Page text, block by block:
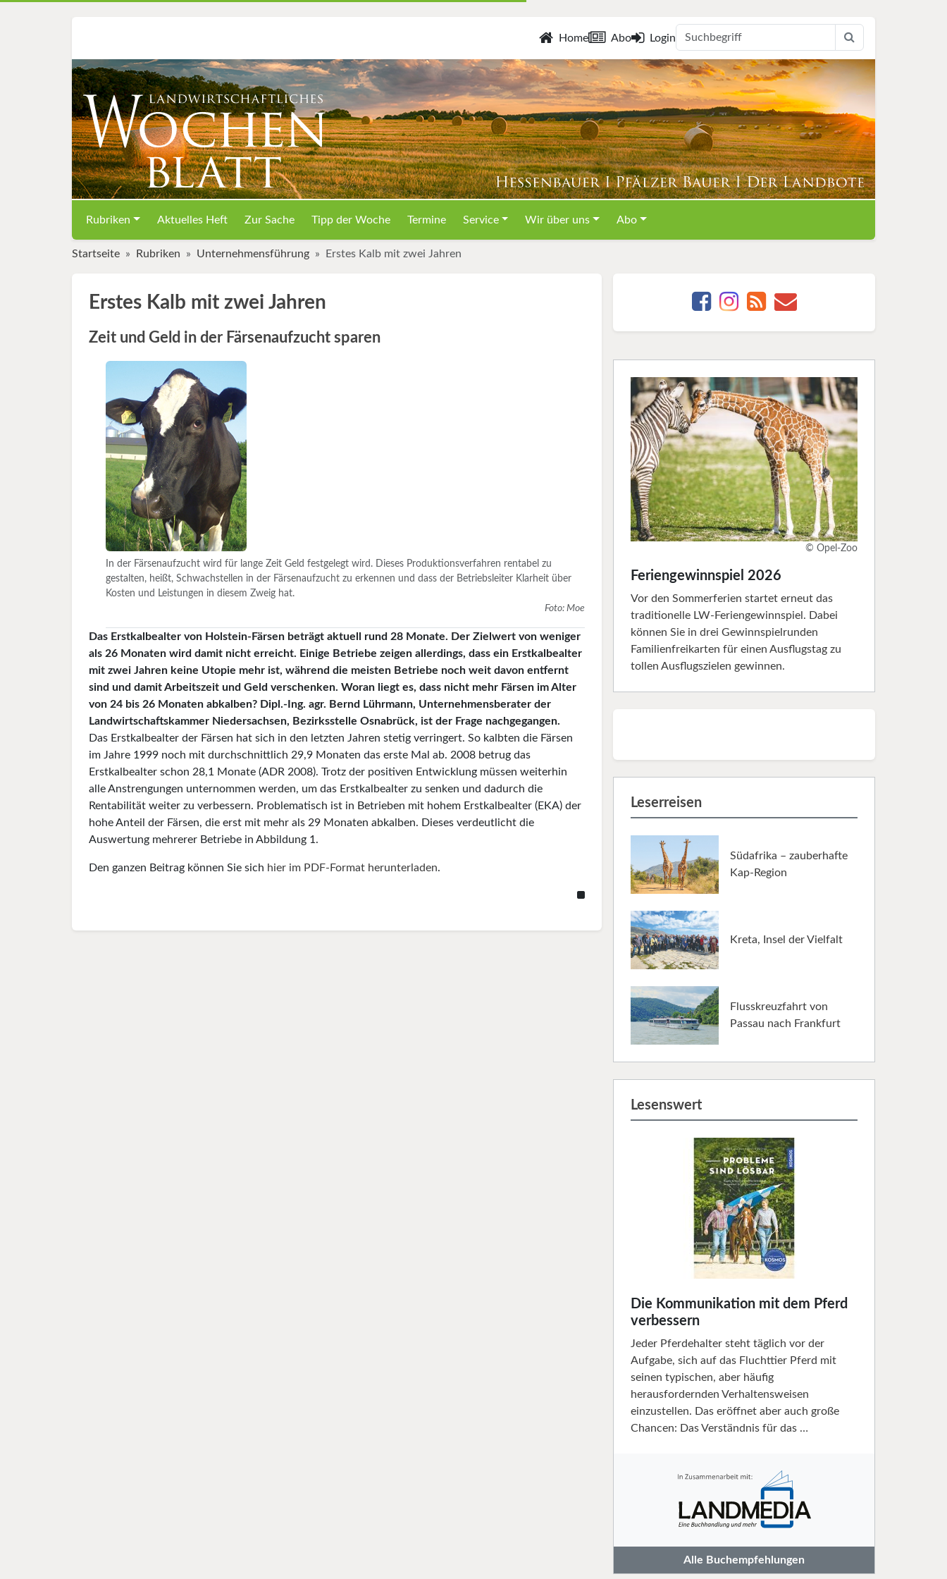
Home Abo Login
Rubriken Aktuelles Heft Zur Sache Tipp der Woche Termine Service Wir über uns Abo
Startseite Rubriken Unternehmensführung Erstes Kalb mit zwei Jahren
Erstes Kalb mit zwei Jahren
Zeit und Geld in der Färsenaufzucht sparen
In der Färsenaufzucht wird für lange Zeit Geld festgelegt wird. Dieses Produktionsverfahren rentabel zu
gestalten, heißt, Schwachstellen in der Färsenaufzucht zu erkennen und dass der Betriebsleiter Klarheit über
Kosten und Leistungen in diesem Zweig hat.
Foto: Moe
Das Erstkalbealter von Holstein-Färsen beträgt aktuell rund 28 Monate. Der Zielwert von weniger
als 26 Monaten wird damit nicht erreicht. Einige Betriebe zeigen allerdings, dass ein Erstkalbealter
mit zwei Jahren keine Utopie mehr ist, während die meisten Betriebe noch weit davon entfernt
sind und damit Arbeitszeit und Geld verschenken. Woran liegt es, dass nicht mehr Färsen im Alter
von 24 bis 26 Monaten abkalben? Dipl.-Ing. agr. Bernd Lührmann, Unternehmensberater der
Landwirtschaftskammer Niedersachsen, Bezirksstelle Osnabrück, ist der Frage nachgegangen.
Das Erstkalbealter der Färsen hat sich in den letzten Jahren stetig verringert. So kalbten die Färsen
im Jahre 1999 noch mit durchschnittlich 29,9 Monaten das erste Mal ab. 2008 betrug das
Erstkalbealter schon 28,1 Monate (ADR 2008). Trotz der positiven Entwicklung müssen weiterhin
alle Anstrengungen unternommen werden, um das Erstkalbealter zu senken und dadurch die
Rentabilität weiter zu verbessern. Problematisch ist in Betrieben mit hohem Erstkalbealter (EKA) der
hohe Anteil der Färsen, die erst mit mehr als 29 Monaten abkalben. Dieses verdeutlicht die
Auswertung mehrerer Betriebe in Abbildung 1.
Den ganzen Beitrag können Sie sich hier im PDF-Format herunterladen.
© Opel-Zoo
Feriengewinnspiel 2026
Vor den Sommerferien startet erneut das
traditionelle LW-Feriengewinnspiel. Dabei
können Sie in drei Gewinnspielrunden
Familienfreikarten für einen Ausflugstag zu
tollen Ausflugszielen gewinnen.
Leserreisen
Südafrika – zauberhafte
Kap-Region
Kreta, Insel der Vielfalt
Flusskreuzfahrt von
Passau nach Frankfurt
Lesenswert
Die Kommunikation mit dem Pferd
verbessern
Jeder Pferdehalter steht täglich vor der
Aufgabe, sich auf das Fluchttier Pferd mit
seinen typischen, aber häufig
herausfordernden Verhaltensweisen
einzustellen. Das eröffnet aber auch große
Chancen: Das Verständnis für das …
Alle Buchempfehlungen